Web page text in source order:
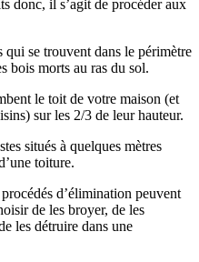
donc, il s’agit de procéder aux
qui se trouvent dans le périmètre
bois morts au ras du sol.
le toit de votre maison (et
sur les 2/3 de leur hauteur.
situés à quelques mètres
toiture.
d’élimination peuvent
de les broyer, de les
les détruire dans une